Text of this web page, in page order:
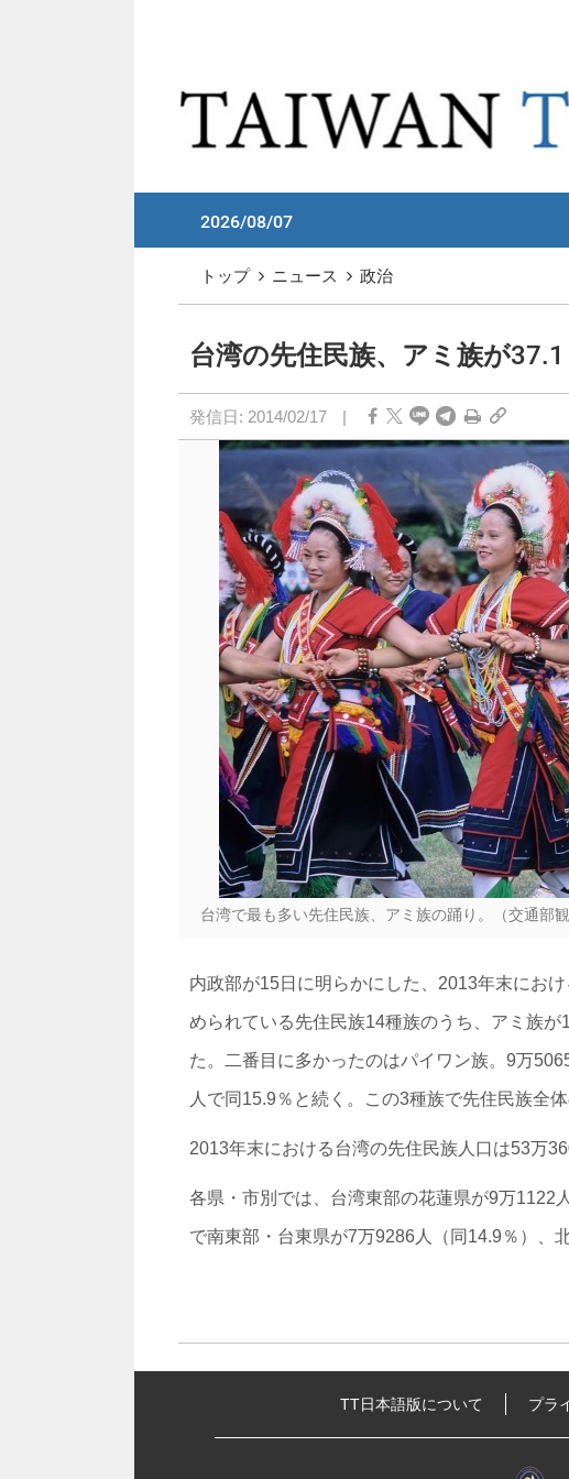
2026/08/07
トップ ニュース 政治
台湾の先住民族、アミ族が
発信日: 2014/02/17 |
台湾で最も多い先住民族、アミ族の踊り。（交通部
内政部が15日に明らかにした、2013年末におけ
められている先住民族14種族のうち、アミ族
た。二番目に多かったのはパイワン族。9万
人で同15.9％と続く。この3種族で先住民族全体
2013年末における台湾の先住民族人口は53万
各県・市別では、台湾東部の花蓮県が9万1122
で南東部・台東県が7万9286人（同14.9％）、
TT日本語版について プラ